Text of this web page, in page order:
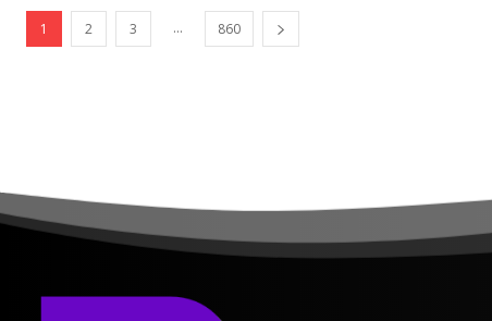
1 2 3 ... 860